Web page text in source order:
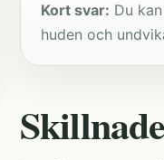
Kort svar: Du
huden och